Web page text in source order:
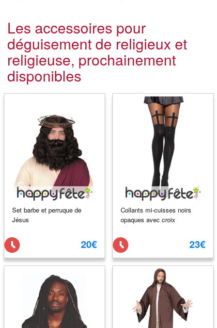
Les accessoires pour
déguisement de religieux et
religieuse, prochainement
disponibles
Set barbe et perruque de
Jésus
20€
Collants mi-cuisses noirs
opaques avec croix
23€